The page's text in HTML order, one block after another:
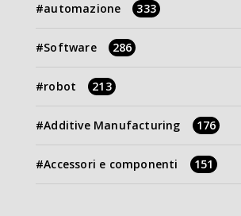
automazione 333
Software 286
robot 213
Additive Manufacturing 176
Accessori e componenti 151